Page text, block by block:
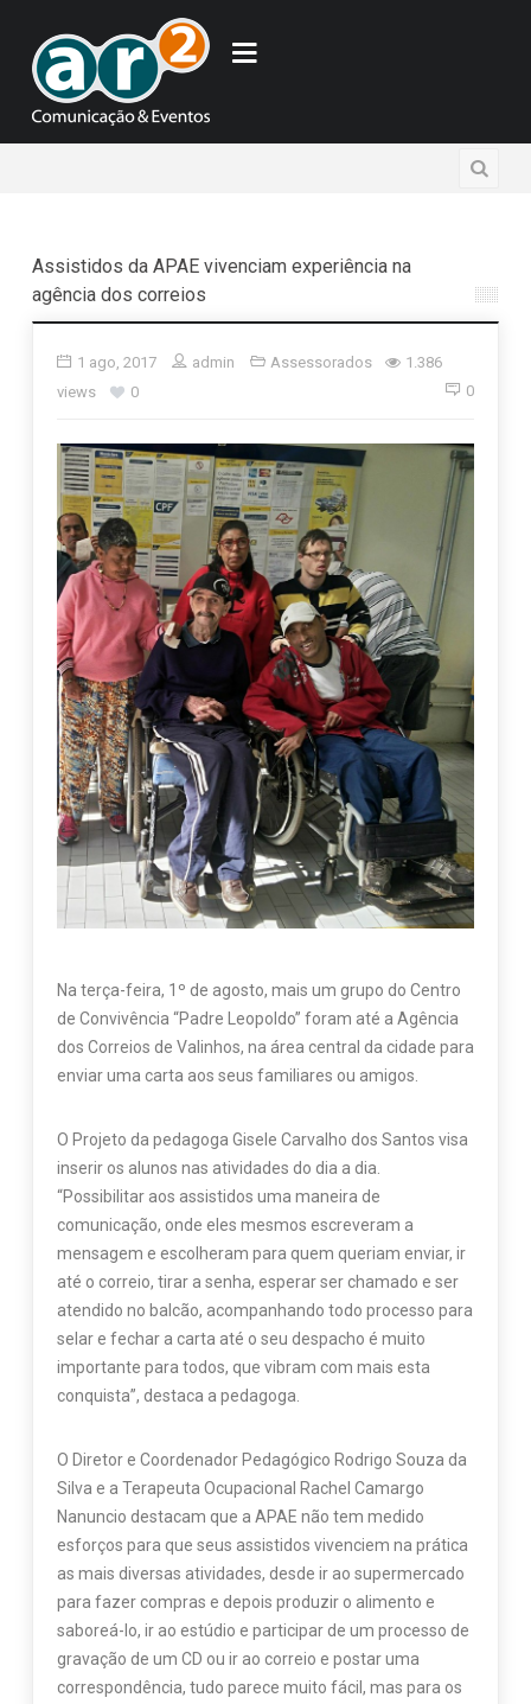
Assistidos da APAE vivenciam experiência na
agência dos correios
1 ago, 2017 admin Assessorados
1.386
views
0 0
Na terça-feira, 1º de agosto, mais um grupo do Centro
de Convivência “Padre Leopoldo” foram até a Agência
dos Correios de Valinhos, na área central da cidade para
enviar uma carta aos seus familiares ou amigos.
O Projeto da pedagoga Gisele Carvalho dos Santos visa
inserir os alunos nas atividades do dia a dia.
“Possibilitar aos assistidos uma maneira de
comunicação, onde eles mesmos escreveram a
mensagem e escolheram para quem queriam enviar, ir
até o correio, tirar a senha, esperar ser chamado e ser
atendido no balcão, acompanhando todo processo para
selar e fechar a carta até o seu despacho é muito
importante para todos, que vibram com mais esta
conquista”, destaca a pedagoga.
O Diretor e Coordenador Pedagógico Rodrigo Souza da
Silva e a Terapeuta Ocupacional Rachel Camargo
Nanuncio destacam que a APAE não tem medido
esforços para que seus assistidos vivenciem na prática
as mais diversas atividades, desde ir ao supermercado
para fazer compras e depois produzir o alimento e
saboreá-lo, ir ao estúdio e participar de um processo de
gravação de um CD ou ir ao correio e postar uma
correspondência, tudo parece muito fácil, mas para os